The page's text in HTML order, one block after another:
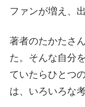
ファンが増え、
著者のたかたさ
た。そんな自分
ていたらひとつ
は、いろいろな